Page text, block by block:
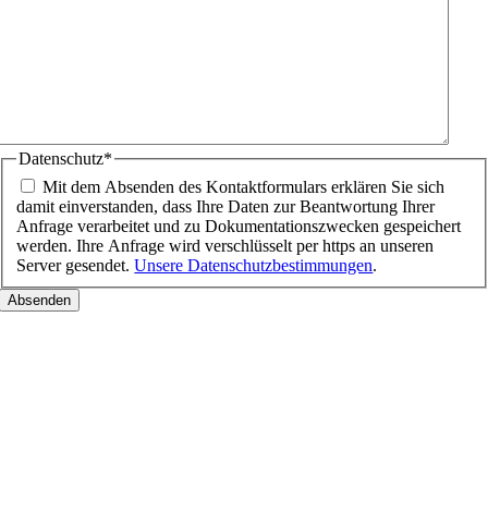
Datenschutz*
Mit dem Absenden des Kontaktformulars erklären Sie sich
damit einverstanden, dass Ihre Daten zur Beantwortung Ihrer
Anfrage verarbeitet und zu Dokumentationszwecken gespeichert
werden. Ihre Anfrage wird verschlüsselt per https an unseren
Server gesendet.Unsere Datenschutzbestimmungen.